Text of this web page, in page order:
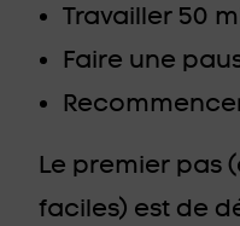
Travailler 50
Faire une
Le premier pas
faciles) est de